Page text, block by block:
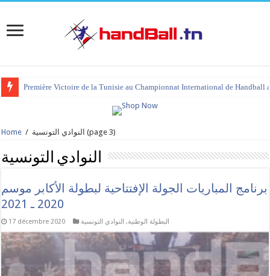
tournoi international Hammamet 2023 : programme et liste des joueurs
Home / النوادي التونسية (page 3)
النوادي التونسية
برنامج المباريات الجولة الإفتتاحية لبطولة الأكابر موسم
2020 ـ 2021
17 décembre 2020 البطولة الوطنية, النوادي التونسية